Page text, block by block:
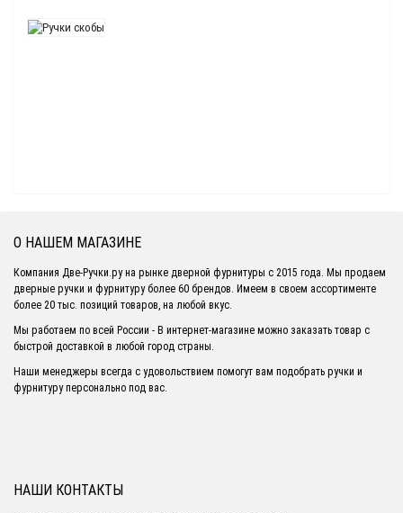
О НАШЕМ МАГАЗИНЕ
Компания Две-Ручки.ру на рынке дверной фурнитуры с 2015 года. Мы продаем
дверные ручки и фурнитуру более 60 брендов. Имеем в своем ассортименте
более 20 тыс. позиций товаров, на любой вкус.
Мы работаем по всей России - В интернет-магазине можно заказать товар с
быстрой доставкой в любой город страны.
Наши менеджеры всегда с удовольствием помогут вам подобрать ручки и
фурнитуру персонально под вас.
НАШИ КОНТАКТЫ